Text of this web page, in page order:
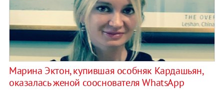
Марина Эктон, купившая особняк Кардашьян,
оказалась женой сооснователя WhatsApp